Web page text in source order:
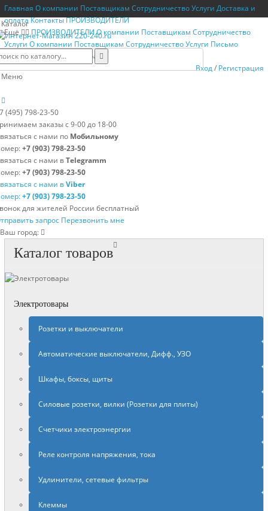
Главная О компании Поставщикам СотрудничествоУслуги Доставка и
оплатаКонтактыПРОИЗВОДИТЕЛИ
Ещё
ПРОИЗВОДИТЕЛИ О компании Поставщикам Сотрудничество
Услуги О компании Поставщикам СотрудничествоУслуги Письмо
директоруВозврат товара
Вход/ Регистрация
Каталог
Меню
(495) 798-23-50
заказы с 9-00 до 18-00
с нами по Мобильному
+7 (903) 798-23-50
с нами вTelegramm
+7 (903) 798-23-50
с нами вViber
+7 (903) 798-23-50
для жителей России бесплатный
запрос Перезвонить мне
Ваш город:
Каталог товаров
Электротовары
Розетки и выключатели
Автоматические выключатели, Дифф., УЗО
Шкафы, боксы, щиты
Силовые розетки, вилки (Розетки для плиты)
Счетчики электроэнергии
Реле контроля напряжения, тока
Удлинители, сетевые фильтры
Клеммы